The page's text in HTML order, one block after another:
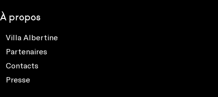
À propos
Villa Albertine
Partenaires
Contacts
Presse